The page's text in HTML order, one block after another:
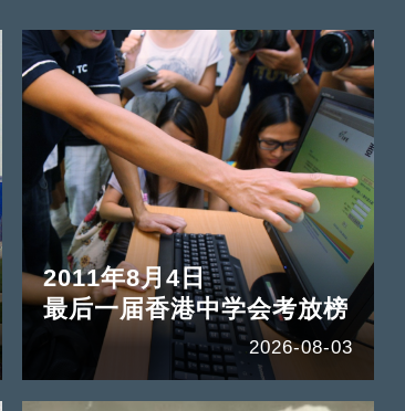
2011年8月4日
最后一届香港中学会考放榜
2026-08-03